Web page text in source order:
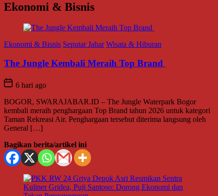
Ekonomi & Bisnis
Ekonomi & Bisnis Seputar Jabar Wisata & Hiburan
The Jungle Kembali Meraih Top Brand
6 hari ago
BOGOR, SWARAJABAR.ID – The Jungle Waterpark Bogor
kembali meraih penghargaan Top Brand tahun 2026 untuk kategori
Taman Rekreasi Air. Penghargaan tersebut diterima langsung oleh
General […]
Bagikan berita/artikel ini